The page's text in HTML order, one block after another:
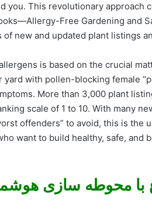
you. This revolutionary approach
Free Gardening and
new and updated plant listings
is based on the crucial
with pollen-blocking female
More than 3,000 plant
scale of 1 to 10. With many
offenders” to avoid, this is the
want to build healthy, safe, and
با محوطه سازی